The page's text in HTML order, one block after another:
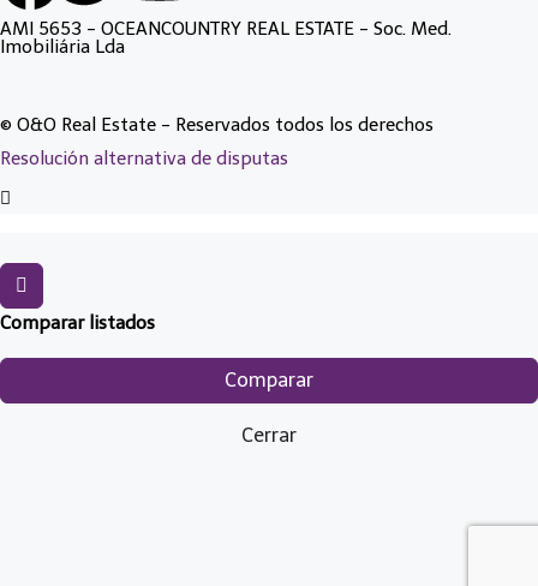
AMI 5653 - OCEANCOUNTRY REAL ESTATE - Soc. Med.
Imobiliária Lda
© O&O Real Estate - Reservados todos los derechos
Resolución alternativa de disputas
Comparar listados
Comparar
Cerrar